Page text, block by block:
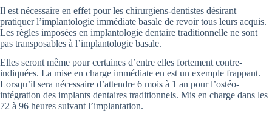
Il est nécessaire en effet pour les chirurgiens-dentistes désirant
pratiquer l’implantologie immédiate basale de revoir tous leurs acquis.
Les règles imposées en implantologie dentaire traditionnelle ne sont
pas transposables à l’implantologie basale.
Elles seront même pour certaines d’entre elles fortement contre-
indiquées. La mise en charge immédiate en est un exemple frappant.
Lorsqu’il sera nécessaire d’attendre 6 mois à 1 an pour l’ostéo-
intégration des implants dentaires traditionnels. Mis en charge dans les
72 à 96 heures suivant l’implantation.